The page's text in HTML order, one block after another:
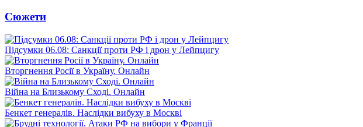
Сюжети
Підсумки 06.08: Санкції проти РФ і дрон у Лейпцигу
Вторгнення Росії в Україну. Онлайн
Війна на Близькому Сході. Онлайн
Бенкет генералів. Наслідки вибуху в Москві